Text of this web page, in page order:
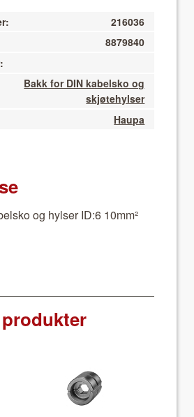
216036
8879840
Bakk for DIN kabelsko og
skjøtehylser
Haupa
og hylser ID:6 10mm²